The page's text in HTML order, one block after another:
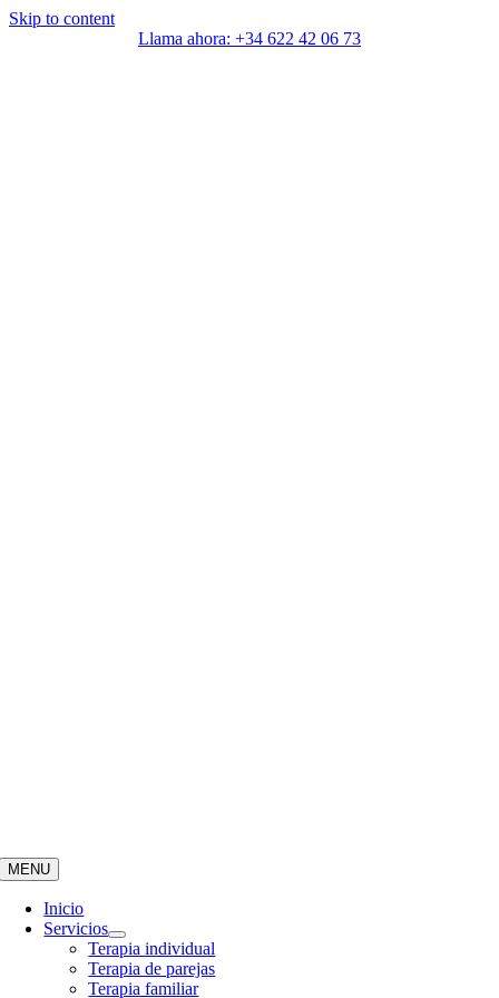
Skip to content
Llama ahora: +34 622 42 06 73
MENU
Inicio
Servicios
Terapia individual
Terapia de parejas
Terapia familiar